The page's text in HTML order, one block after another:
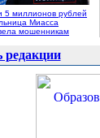
5 миллионов рублей
Миасса
мошенникам
редакции